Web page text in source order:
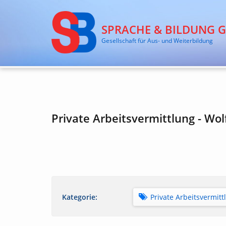
SPRACHE & BILDUNG
Gesellschaft für Aus- und Weiterbildung
Private Arbeitsvermittlung -
Kategorie:
Private